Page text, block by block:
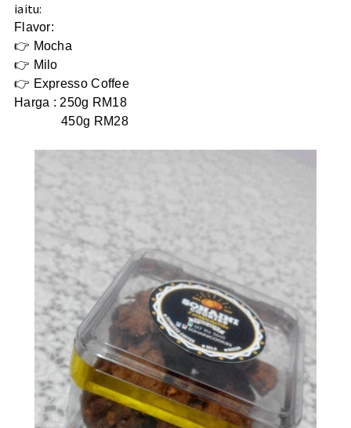
iaitu:
Flavor:
👉 Mocha
👉 Milo
👉 Expresso Coffee
Harga : 250g RM18
450g RM28